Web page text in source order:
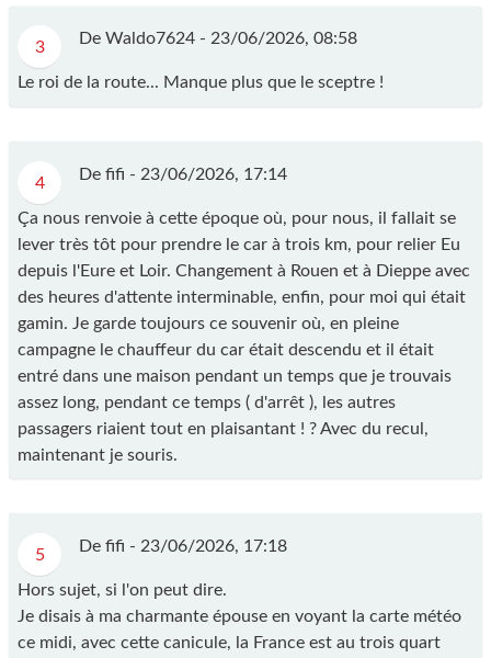
3 De Waldo7624 - 23/06/2026, 08:58
Le roi de la route... Manque plus que le sceptre !
4 De fifi - 23/06/2026, 17:14
Ça nous renvoie à cette époque où, pour nous, il fallait se
lever très tôt pour prendre le car à trois km, pour relier Eu
depuis l'Eure et Loir. Changement à Rouen et à Dieppe avec
des heures d'attente interminable, enfin, pour moi qui était
gamin. Je garde toujours ce souvenir où, en pleine
campagne le chauffeur du car était descendu et il était
entré dans une maison pendant un temps que je trouvais
assez long, pendant ce temps ( d'arrêt ), les autres
passagers riaient tout en plaisantant ! ? Avec du recul,
maintenant je souris.
5 De fifi - 23/06/2026, 17:18
Hors sujet, si l'on peut dire.
Je disais à ma charmante épouse en voyant la carte météo
ce midi, avec cette canicule, la France est au trois quart